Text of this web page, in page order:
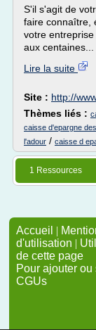
S'il s'agit de
faire connaître,
votre
aux centaines...
Lire la suite
Site : http://
Thèmes liés :
caisse d'epargne
l'adour / caisse d
1 Ressources
Accueil |
d'utilisation |
de cette page
Pour ajouter
CGUs